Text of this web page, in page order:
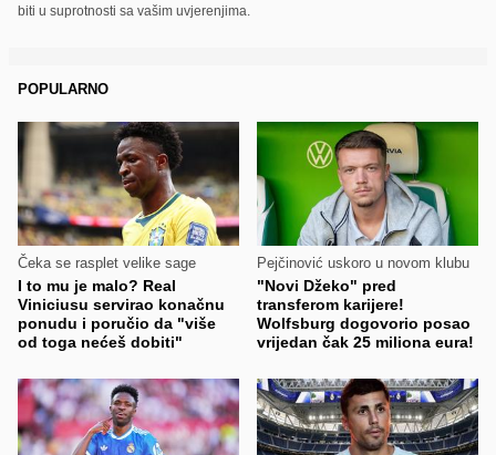
biti u suprotnosti sa vašim uvjerenjima.
POPULARNO
Čeka se rasplet velike sage
I to mu je malo? Real
Viniciusu servirao konačnu
ponudu i poručio da "više
od toga nećeš dobiti"
Pejčinović uskoro u novom klubu
"Novi Džeko" pred
transferom karijere!
Wolfsburg dogovorio posao
vrijedan čak 25 miliona eura!